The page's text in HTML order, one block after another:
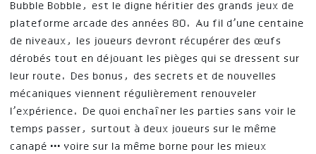
Bubble Bobble, est le digne héritier des grands jeux de
plateforme arcade des années 80. Au fil d’une centaine
de niveaux, les joueurs devront récupérer des œufs
dérobés tout en déjouant les pièges qui se dressent sur
leur route. Des bonus, des secrets et de nouvelles
mécaniques viennent régulièrement renouveler
l’expérience. De quoi enchaîner les parties sans voir le
temps passer, surtout à deux joueurs sur le même
canapé … voire sur la même borne pour les mieux